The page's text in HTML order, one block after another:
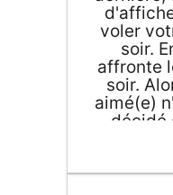
voler
soir.
affronte
soir.
aimé(e)
décidé
cadeau.